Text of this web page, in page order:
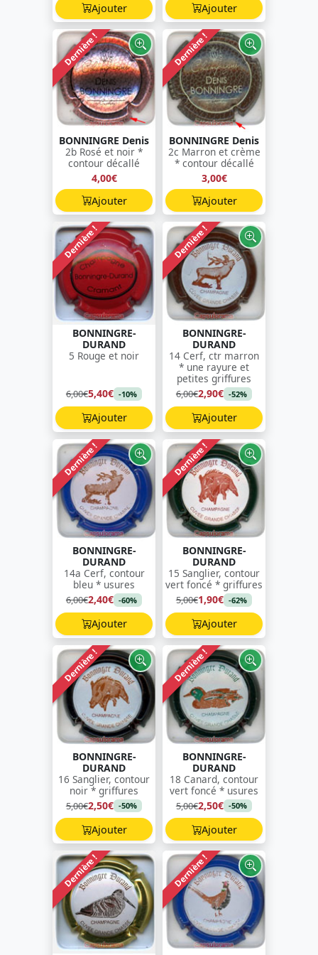
Ajouter Ajouter
Dernière !
BONNINGRE Denis
2b Rosé et noir *
contour décallé
4,00€
Ajouter
Dernière !
BONNINGRE Denis
2c Marron et crème
* contour décallé
3,00€
Ajouter
Dernière !
BONNINGRE-
DURAND
5 Rouge et noir
6,00€5,40€ -10%
Ajouter
Dernière !
BONNINGRE-
DURAND
14 Cerf, ctr marron
* une rayure et
petites griffures
6,00€2,90€ -52%
Ajouter
Dernière !
BONNINGRE-
DURAND
14a Cerf, contour
bleu * usures
6,00€2,40€ -60%
Ajouter
Dernière !
BONNINGRE-
DURAND
15 Sanglier, contour
vert foncé * griffures
5,00€1,90€ -62%
Ajouter
Dernière !
BONNINGRE-
DURAND
16 Sanglier, contour
noir * griffures
5,00€2,50€ -50%
Ajouter
Dernière !
BONNINGRE-
DURAND
18 Canard, contour
vert foncé * usures
5,00€2,50€ -50%
Ajouter
Dernière ! Dernière !